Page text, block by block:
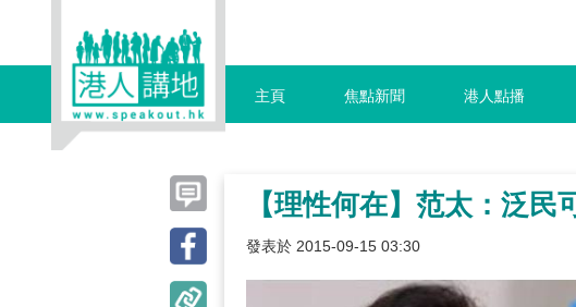
主頁 焦點新聞 港人點播
【理性何在】范太：泛民
發表於 2015-09-15 03:30